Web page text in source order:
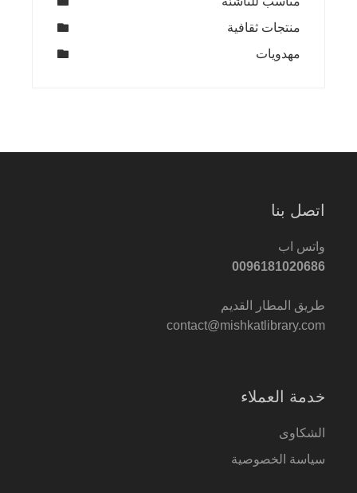
منتجات ثقافية
مهدويات
اتصل بنا
واتس اب
0096181020686
طريق المطار القديم
contact@mishkatlibrary.com
خدمة العملاء
الشكاوى
سياسة الخصوصية